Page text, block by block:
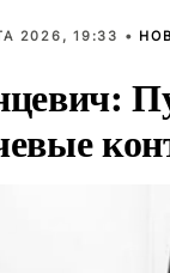
2026, 19:33 •